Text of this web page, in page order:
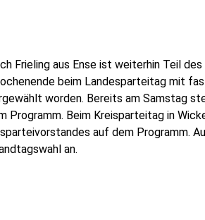
Frieling aus Ense ist weiterhin Teil
beim Landesparteitag mit
worden. Bereits am Samstag
Programm. Beim Kreisparteitag in
auf dem Programm.
an.